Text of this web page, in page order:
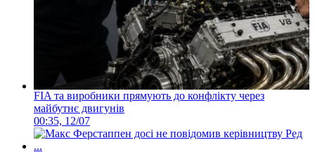
FIA та виробники прямують до конфлікту через
майбутнє двигунів
00:35, 12/07